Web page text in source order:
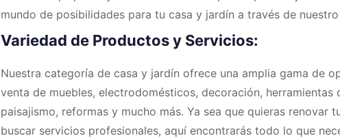
mundo de posibilidades para tu casa y jardín a través de
Variedad de Productos y Servicios:
Nuestra categoría de casa y jardín ofrece una amplia gama de
venta de muebles, electrodomésticos, decoración, herramientas
paisajismo, reformas y mucho más. Ya sea que quieras renovar
buscar servicios profesionales, aquí encontrarás todo lo que